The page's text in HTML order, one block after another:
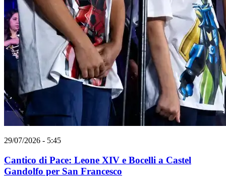
29/07/2026 - 5:45
Cantico di Pace: Leone XIV e Bocelli a Castel
Gandolfo per San Francesco